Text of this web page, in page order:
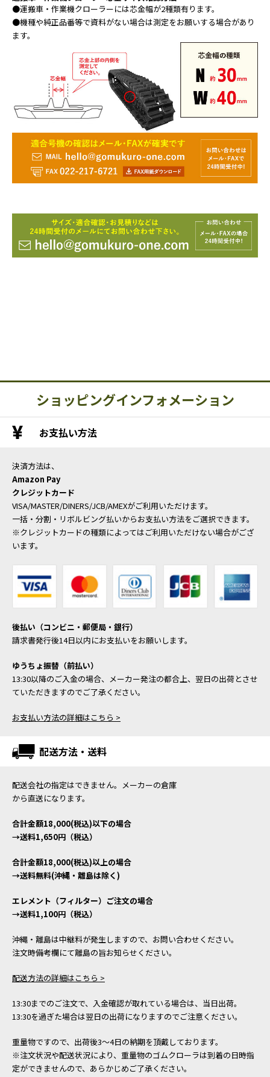
●運搬車・作業機クローラーには芯金幅が2種類有ります。
●機種や純正品番等で資料がない場合は測定をお願いする場合があり
ます。
ショッピングインフォメーション
お支払い方法
決済方法は、
Amazon Pay
クレジットカード
VISA/MASTER/DINERS/JCB/AMEXがご利用いただけます。
一括・分割・リボルビング払いからお支払い方法をご選択できます。
※クレジットカードの種類によってはご利用いただけない場合がござ
います。
後払い（コンビニ・郵便局・銀行）
請求書発行後14日以内にお支払いをお願いします。
ゆうちょ振替（前払い）
13:30以降のご入金の場合、メーカー発注の都合上、翌日の出荷とさせ
ていただきますのでご了承ください。
お支払い方法の詳細はこちら >
配送方法・送料
配送会社の指定はできません。メーカーの倉庫
から直送になります。
合計金額18,000(税込)以下の場合
→送料1,650円（税込）
合計金額18,000(税込)以上の場合
→送料無料(沖縄・離島は除く)
エレメント（フィルター）ご注文の場合
→送料1,100円（税込）
沖縄・離島は中継料が発生しますので、お問い合わせください。
注文時備考欄にて離島の旨お知らせください。
配送方法の詳細はこちら >
13:30までのご注文で、入金確認が取れている場合は、当日出荷。
13:30を過ぎた場合は翌日の出荷になりますのでご注意ください。
重量物ですので、出荷後3～4日の納期を頂戴しております。
※注文状況や配送状況により、重量物のゴムクローラは到着の日時指
定ができませんので、あらかじめご了承ください。